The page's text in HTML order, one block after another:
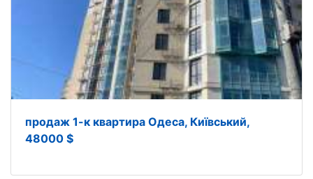
продаж 1-к квартира Одеса, Київський,
48000 $